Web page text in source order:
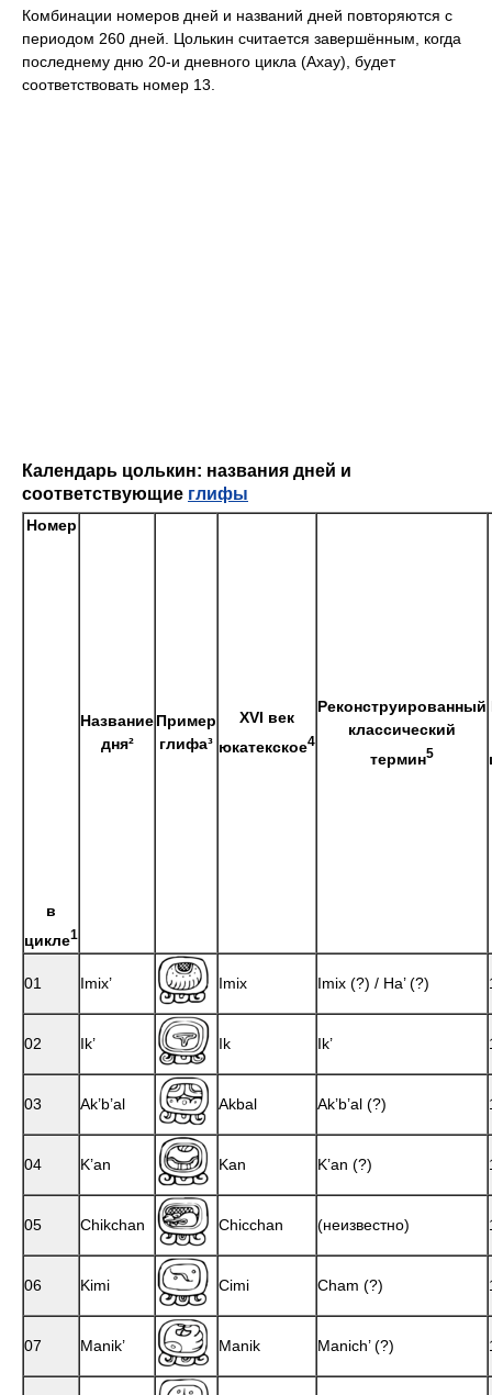
Комбинации номеров дней и названий дней повторяются с
периодом 260 дней. Цолькин считается завершённым, когда
последнему дню 20-и дневного цикла (Ахау), будет
соответствовать номер 13.
Календарь цолькин: названия дней и
соответствующие глифы
Номер
в
цикле1
Название
дня²
Пример
глифа³
XVI век
юкатекское4
Реконструированный
классический
термин5
01 Imix’ Imix Imix (?) / Ha’ (?)
02 Ik’ Ik Ik’
03 Ak’b’al Akbal Ak’b’al (?)
04 K’an Kan K’an (?)
05 Chikchan Chicchan (неизвестно)
06 Kimi Cimi Cham (?)
07 Manik’ Manik Manich’ (?)